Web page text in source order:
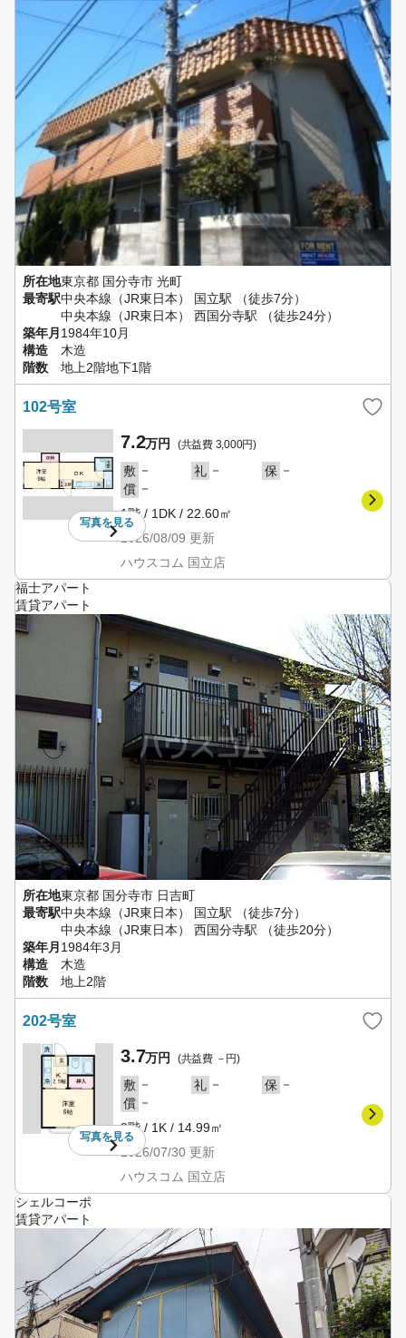
所在地東京都 国分寺市 光町
最寄駅中央本線（JR東日本） 国立駅 （徒歩7分）
中央本線（JR東日本） 西国分寺駅 （徒歩24分）
築年月 1984年10月
構造
木造
階数
地上2階地下1階
102号室
写真を見る
7.2万円 (共益費 3,000円)
敷 － 礼 － 保 －
償 －
1階 / 1DK / 22.60㎡
2026/08/09 更新
ハウスコム 国立店
福士アパート
賃貸アパート
所在地東京都 国分寺市 日吉町
最寄駅中央本線（JR東日本） 国立駅 （徒歩7分）
中央本線（JR東日本） 西国分寺駅 （徒歩20分）
築年月 1984年3月
構造
木造
階数
地上2階
202号室
写真を見る
3.7万円 (共益費 －円)
敷 － 礼 － 保 －
償 －
2階 / 1K / 14.99㎡
2026/07/30 更新
ハウスコム 国立店
シェルコーポ
賃貸アパート